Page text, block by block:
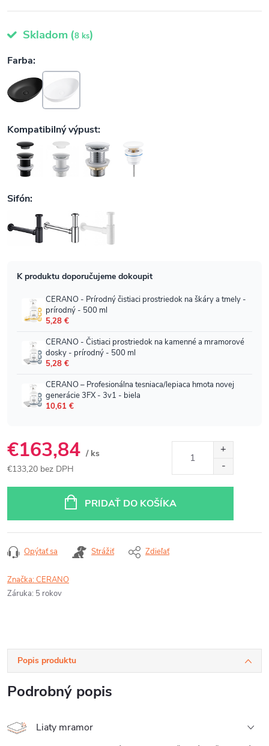
Skladom (8 ks)
€163,84 / ks
€133,20 bez DPH
PRIDAŤ DO KOŠÍKA
Opýtať sa Strážiť Zdieľať
Značka:CERANO
Záruka: 5 rokov
Popis produktu
Podrobný popis
Liaty mramor